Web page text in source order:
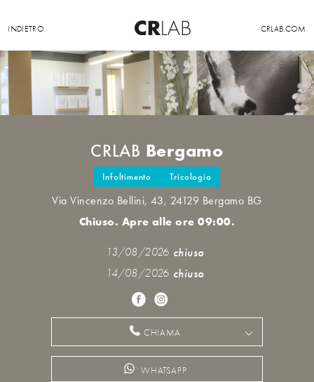
INDIETRO CRLAB.COM
CRLAB Bergamo
Infoltimento Tricologia
Via Vincenzo Bellini, 43, 24129 Bergamo BG
Chiuso. Apre alle ore 09:00.
13/08/2026 chiuso
14/08/2026 chiuso
CHIAMA
WHATSAPP